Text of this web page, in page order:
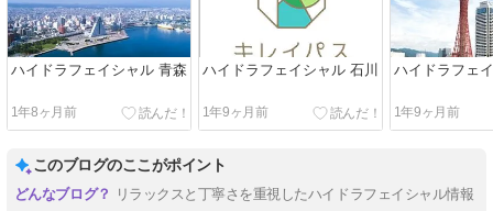
ハイドラフェイシャル 青森
1年8ヶ月前
ハイドラフェイシャル 石川
1年9ヶ月前
ハイドラフェ
1年9ヶ月前
このブログのここがポイント
リラックスと丁寧さを重視したハイドラフェイシャル情報